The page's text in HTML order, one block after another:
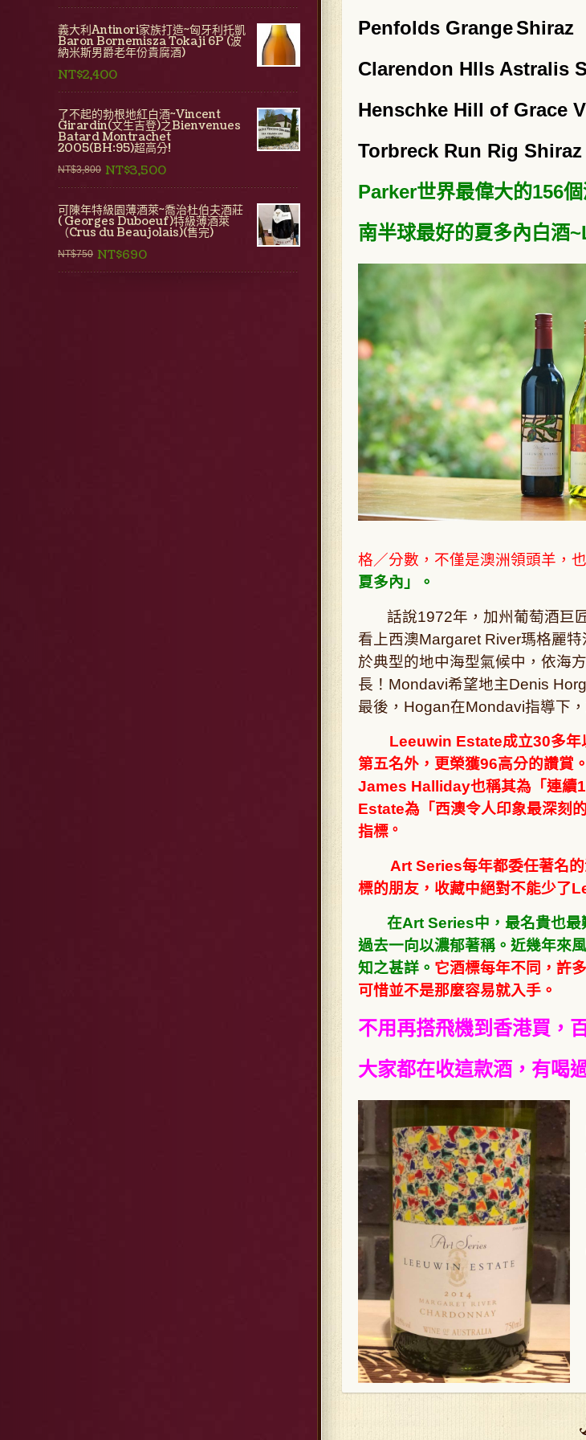
義大利Antinori家族打造~匈牙利托凱
Baron Bornemisza Tokaji 6P (波
納米斯男爵老年份貴腐酒)
NT$2,400
了不起的勃根地紅白酒~Vincent
Girardin(文生吉登)之Bienvenues
Batard Montrachet
2005(BH:95)超高分!
NT$3,800 NT$3,500
可陳年特級園薄酒萊~喬治杜伯夫酒莊
( Georges Duboeuf)特級薄酒萊
（Crus du Beaujolais)(售完)
NT$750 NT$690
Penfolds GrangeShiraz
Clarendon Hlls Astralis
Henschke Hill of Grace
Torbreck Run Rig Shiraz
Parker世界最偉大的156
南半球最好的夏多內白酒
格／分數，不僅是澳洲領頭羊，
夏多內」。
話說1972年，加州葡萄酒巨
看上西澳Margaret River瑪格麗
於典型的地中海型氣候中，依海
長！Mondavi希望地主Denis
最後，Hogan在Mondavi指導下
Leeuwin Estate成立30多年
第五名外，更榮獲96高分的讚賞。
James Halliday也稱其為「連續
Estate為「西澳令人印象最深刻
指標 。
Art Series每年都委任著名
標的朋友，收藏中絕對不能少了
在Art Series中，最名貴也最
過去一向以濃郁著稱。近幾年來
知之甚詳。 它酒標每年不同，許
可惜並不是那麼容易就入手。
不用再搭飛機到香港買，
大家都在收這款酒，有喝